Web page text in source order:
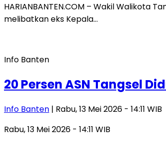
HARIANBANTEN.COM – Wakil Walikota
melibatkan eks Kepala…
Info Banten
20 Persen ASN Tangsel
Info Banten | Rabu, 13 Mei 2026 - 14:11 WIB
Rabu, 13 Mei 2026 - 14:11 WIB